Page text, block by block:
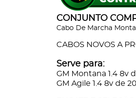
CONJUNTO
Cabo De Marcha
CABOS NOVOS A
Serve para:
GM Montana 1.4 8v
GM Agile 1.4 8v de